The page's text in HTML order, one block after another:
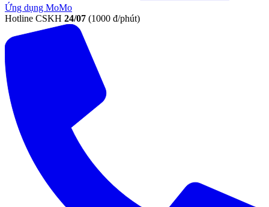
Ứng dụng MoMo
Hotline CSKH 24/07 (1000 đ/phút)